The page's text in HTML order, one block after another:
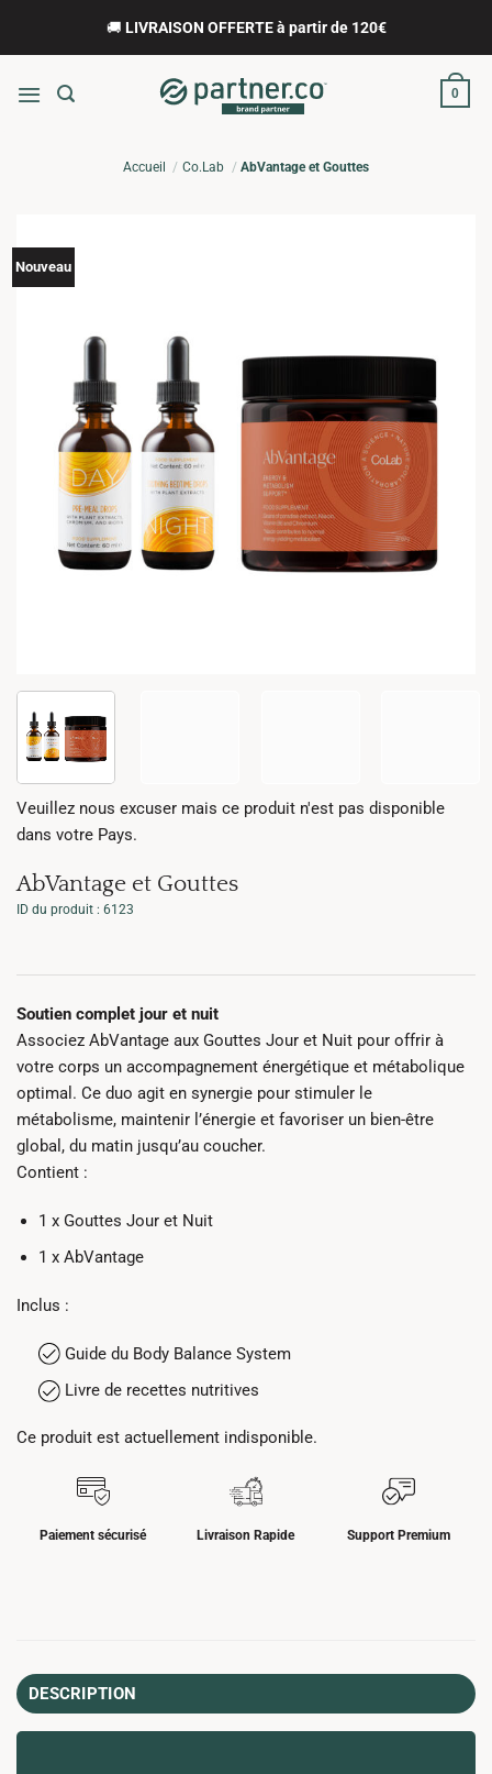
🚚 LIVRAISON OFFERTE à partir de 120€
0
Accueil Co.Lab AbVantage et Gouttes
Nouveau
Veuillez nous excuser mais ce produit n'est pas disponible
dans votre Pays.
AbVantage et Gouttes
ID du produit : 6123
Soutien complet jour et nuit
Associez AbVantage aux Gouttes Jour et Nuit pour offrir à
votre corps un accompagnement énergétique et métabolique
optimal. Ce duo agit en synergie pour stimuler le
métabolisme, maintenir l’énergie et favoriser un bien-être
global, du matin jusqu’au coucher.
Contient :
1 x Gouttes Jour et Nuit
1 x AbVantage
Inclus :
Guide du Body Balance System
Livre de recettes nutritives
Ce produit est actuellement indisponible.
Paiement sécurisé Livraison Rapide Support Premium
DESCRIPTION